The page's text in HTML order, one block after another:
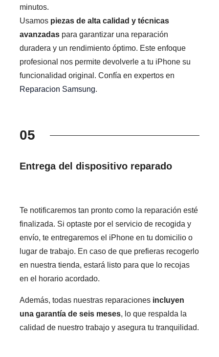
minutos.
Usamos piezas de alta calidad y técnicas
avanzadas para garantizar una reparación
duradera y un rendimiento óptimo. Este enfoque
profesional nos permite devolverle a tu iPhone su
funcionalidad original. Confía en expertos en
Reparacion Samsung.
05
Entrega del dispositivo reparado
Te notificaremos tan pronto como la reparación esté
finalizada. Si optaste por el servicio de recogida y
envío, te entregaremos el iPhone en tu domicilio o
lugar de trabajo. En caso de que prefieras recogerlo
en nuestra tienda, estará listo para que lo recojas
en el horario acordado.
Además, todas nuestras reparaciones incluyen
una garantía de seis meses, lo que respalda la
calidad de nuestro trabajo y asegura tu tranquilidad.